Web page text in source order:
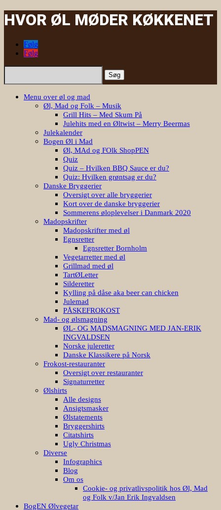
HVOR ØL MØDER KØKKENET
Følg
Følg
Søg
Menu over øl og mad
Øl, Mad og Folk – Musik
Grill Hits – Med Skum På
Julehits med en Øltwist – Merry Beermas
Julekalender
Bogen Øl i Mad
Øl, MAd og FOlk ShopPEN
Quiz
Quiz – Hvilken BBQ Sauce er du?
Quiz: Hvilken grøntsag er du?
Danske Bryggerier
Oversigt over alle bryggerier
Kort over de danske bryggerier
Sommerens øloplevelser i Danmark 2020
Madopskrifter
Madopskrifter med øl
Egnsretter
Egnsretter Bornholm
Vegetarretter med øl
Grillmad med øl
TartØLetter
Silderetter
Kylling på dåse aka beer can chicken
Julemad
PÅSKEFROKOST
Mad- og ølsmagning
ØL- OG MADSMAGNING MED JAN-ERIK
INGVALDSEN
Norske juleretter
Danske Klassikere på Norsk
Frokost-restauranter
Oversigt over restauranter
Signaturretter
Ølshirts
Alle designs
Ansigtsmasker
Ølstatements
Bryggershirts
Citatshirts
Ugly Christmas
Diverse
Infographics
Blog
Om os
Cookie- og privatlivspolitik hos Øl, Mad
og Folk v/Jan Erik Ingvaldsen
BogEN Ølvegetar